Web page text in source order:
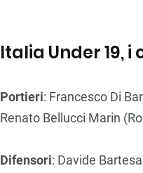
Italia Under 19,
Portieri: Francesco Di
Renato Bellucci Marin
Difensori: Davide